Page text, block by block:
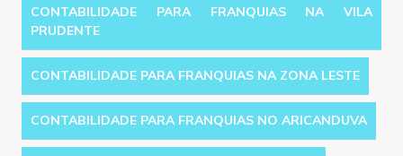
CONTABILIDADE PARA FRANQUIAS NA VILA
PRUDENTE
CONTABILIDADE PARA FRANQUIAS NA ZONA LESTE
CONTABILIDADE PARA FRANQUIAS NO ARICANDUVA